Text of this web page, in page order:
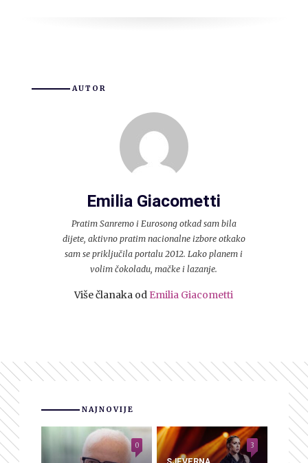
AUTOR
Emilia Giacometti
Pratim Sanremo i Eurosong otkad sam bila
dijete, aktivno pratim nacionalne izbore otkako
sam se priključila portalu 2012. Lako planem i
volim čokoladu, mačke i lazanje.
Više članaka od Emilia Giacometti
NAJNOVIJE
0 3